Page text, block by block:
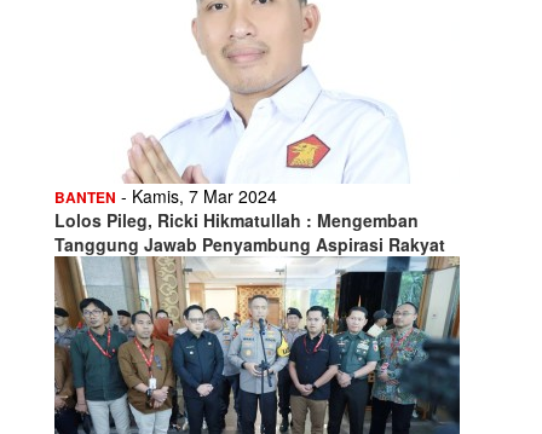
BANTEN - Kamis, 7 Mar 2024
Lolos Pileg, Ricki Hikmatullah : Mengemban
Tanggung Jawab Penyambung Aspirasi Rakyat